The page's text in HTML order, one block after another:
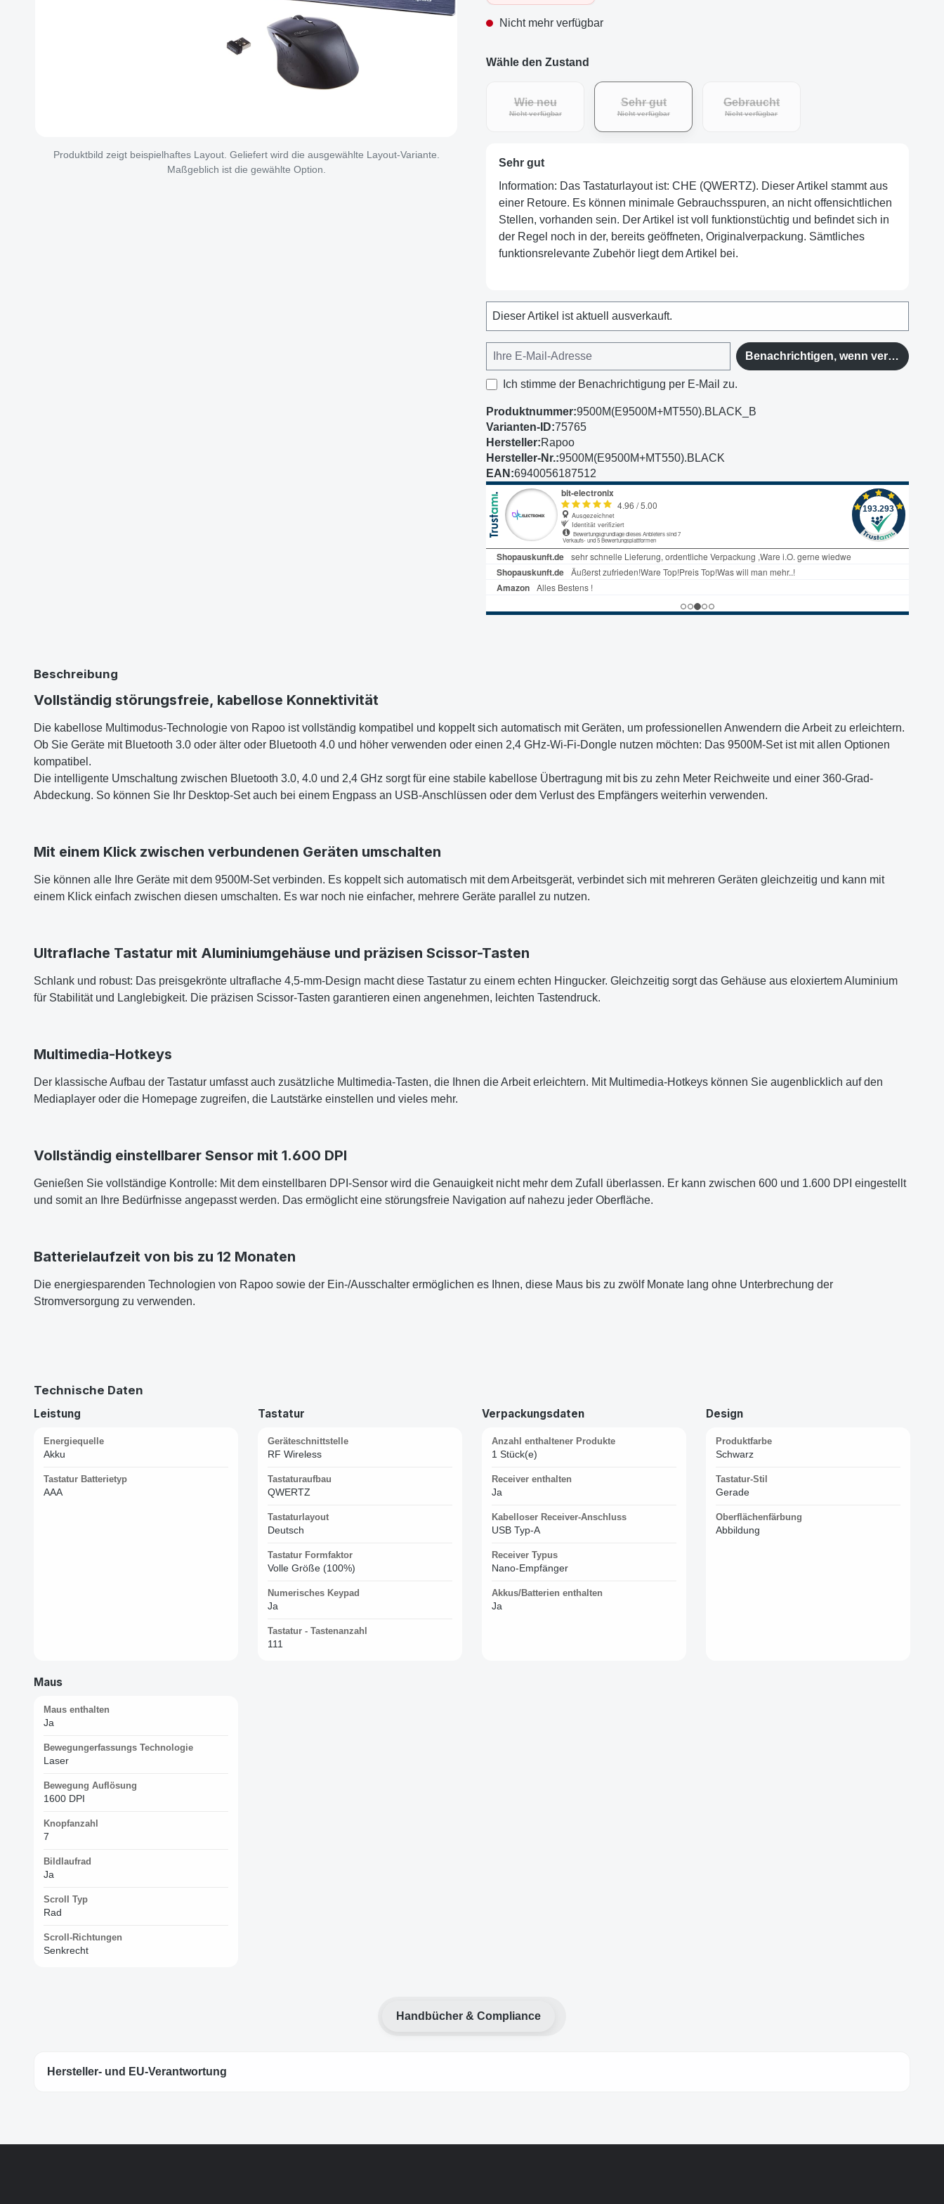
Produktbild zeigt beispielhaftes Layout. Geliefert wird die ausgewählte Layout-Variante.
Maßgeblich ist die gewählte Option.
Nicht mehr verfügbar
Wähle den Zustand
Wie neu
Nicht verfügbar
Sehr gut
Nicht verfügbar
Gebraucht
Nicht verfügbar
Sehr gut
Information: Das Tastaturlayout ist: CHE (QWERTZ). Dieser Artikel stammt aus
einer Retoure. Es können minimale Gebrauchsspuren, an nicht offensichtlichen
Stellen, vorhanden sein. Der Artikel ist voll funktionstüchtig und befindet sich in
der Regel noch in der, bereits geöffneten, Originalverpackung. Sämtliches
funktionsrelevante Zubehör liegt dem Artikel bei.
Dieser Artikel ist aktuell ausverkauft.
Benachrichtigen, wenn verfügbar
Ich stimme der Benachrichtigung per E-Mail zu.
Produktnummer:9500M(E9500M+MT550).BLACK_B
Varianten-ID:75765
Hersteller:Rapoo
Hersteller-Nr.:9500M(E9500M+MT550).BLACK
EAN:6940056187512
Beschreibung
Vollständig störungsfreie, kabellose Konnektivität
Die kabellose Multimodus-Technologie von Rapoo ist vollständig kompatibel und koppelt sich automatisch mit Geräten, um professionellen Anwendern die Arbeit zu erleichtern.
Ob Sie Geräte mit Bluetooth 3.0 oder älter oder Bluetooth 4.0 und höher verwenden oder einen 2,4 GHz-Wi-Fi-Dongle nutzen möchten: Das 9500M-Set ist mit allen Optionen
kompatibel.
Die intelligente Umschaltung zwischen Bluetooth 3.0, 4.0 und 2,4 GHz sorgt für eine stabile kabellose Übertragung mit bis zu zehn Meter Reichweite und einer 360-Grad-
Abdeckung. So können Sie Ihr Desktop-Set auch bei einem Engpass an USB-Anschlüssen oder dem Verlust des Empfängers weiterhin verwenden.
Mit einem Klick zwischen verbundenen Geräten umschalten
Sie können alle Ihre Geräte mit dem 9500M-Set verbinden. Es koppelt sich automatisch mit dem Arbeitsgerät, verbindet sich mit mehreren Geräten gleichzeitig und kann mit
einem Klick einfach zwischen diesen umschalten. Es war noch nie einfacher, mehrere Geräte parallel zu nutzen.
Ultraflache Tastatur mit Aluminiumgehäuse und präzisen Scissor-Tasten
Schlank und robust: Das preisgekrönte ultraflache 4,5-mm-Design macht diese Tastatur zu einem echten Hingucker. Gleichzeitig sorgt das Gehäuse aus eloxiertem Aluminium
für Stabilität und Langlebigkeit. Die präzisen Scissor-Tasten garantieren einen angenehmen, leichten Tastendruck.
Multimedia-Hotkeys
Der klassische Aufbau der Tastatur umfasst auch zusätzliche Multimedia-Tasten, die Ihnen die Arbeit erleichtern. Mit Multimedia-Hotkeys können Sie augenblicklich auf den
Mediaplayer oder die Homepage zugreifen, die Lautstärke einstellen und vieles mehr.
Vollständig einstellbarer Sensor mit 1.600 DPI
Genießen Sie vollständige Kontrolle: Mit dem einstellbaren DPI-Sensor wird die Genauigkeit nicht mehr dem Zufall überlassen. Er kann zwischen 600 und 1.600 DPI eingestellt
und somit an Ihre Bedürfnisse angepasst werden. Das ermöglicht eine störungsfreie Navigation auf nahezu jeder Oberfläche.
Batterielaufzeit von bis zu 12 Monaten
Die energiesparenden Technologien von Rapoo sowie der Ein-/Ausschalter ermöglichen es Ihnen, diese Maus bis zu zwölf Monate lang ohne Unterbrechung der
Stromversorgung zu verwenden.
Technische Daten
Leistung
Energiequelle
Akku
Tastatur Batterietyp
AAA
Tastatur
Geräteschnittstelle
RF Wireless
Tastaturaufbau
QWERTZ
Tastaturlayout
Deutsch
Tastatur Formfaktor
Volle Größe (100%)
Numerisches Keypad
Ja
Tastatur - Tastenanzahl
111
Verpackungsdaten
Anzahl enthaltener Produkte
1 Stück(e)
Receiver enthalten
Ja
Kabelloser Receiver-Anschluss
USB Typ-A
Receiver Typus
Nano-Empfänger
Akkus/Batterien enthalten
Ja
Design
Produktfarbe
Schwarz
Tastatur-Stil
Gerade
Oberflächenfärbung
Abbildung
Maus
Maus enthalten
Ja
Bewegungerfassungs Technologie
Laser
Bewegung Auflösung
1600 DPI
Knopfanzahl
7
Bildlaufrad
Ja
Scroll Typ
Rad
Scroll-Richtungen
Senkrecht
Handbücher & Compliance
Hersteller- und EU-Verantwortung